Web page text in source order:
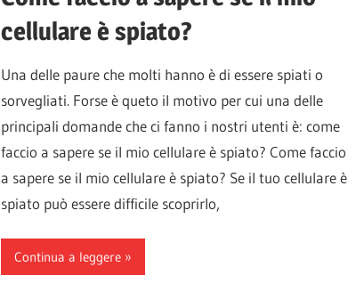
cellulare è spiato?
Una delle paure che molti hanno è di essere spiati o
sorvegliati. Forse è queto il motivo per cui una delle
principali domande che ci fanno i nostri utenti è: come
faccio a sapere se il mio cellulare è spiato? Come faccio
a sapere se il mio cellulare è spiato? Se il tuo cellulare è
spiato può essere difficile scoprirlo,
Continua a leggere